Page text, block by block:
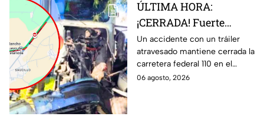
ÚLTIMA HORA:
¡CERRADA! Fuerte
accidente desata
movilización en
carretera de
Guanajuato HOY
Un accidente con un tráiler
atravesado mantiene cerrada la
carretera federal 110 en el
tramo Abasolo-Irapuato. El
06 agosto, 2026